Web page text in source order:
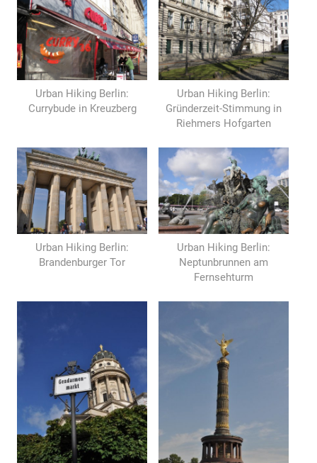
Urban Hiking Berlin:
Currybude in Kreuzberg
Urban Hiking Berlin:
Gründerzeit-Stimmung in
Riehmers Hofgarten
Urban Hiking Berlin:
Brandenburger Tor
Urban Hiking Berlin:
Neptunbrunnen am
Fernsehturm